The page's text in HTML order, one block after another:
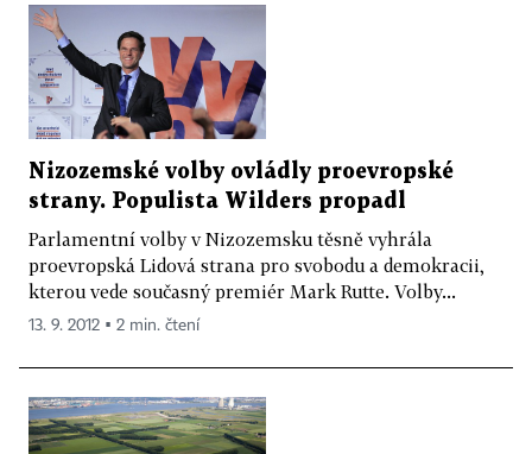
Nizozemské volby ovládly proevropské
strany. Populista Wilders propadl
Parlamentní volby v Nizozemsku těsně vyhrála
proevropská Lidová strana pro svobodu a demokracii,
kterou vede současný premiér Mark Rutte. Volby...
13. 9. 2012 ▪ 2 min. čtení